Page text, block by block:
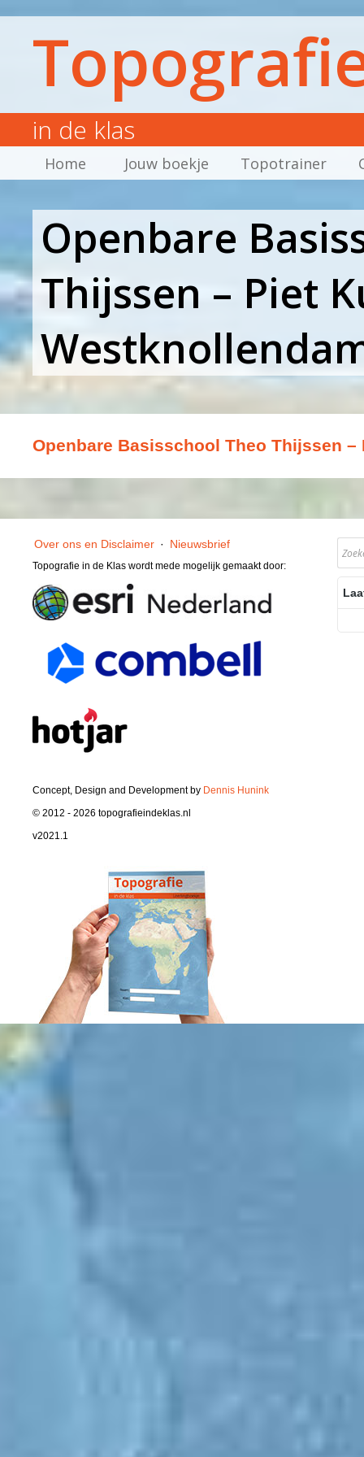
in de klas
Home Jouw boekje Topotrainer
Openbare
Thijssen – Piet
Openbare Basisschool Theo Thijssen
Over ons en Disclaimer · Nieuwsbrief
Topografie in de Klas wordt mede mogelijk gemaakt door:
Concept, Design and Development by Dennis Hunink
© 2012 - 2026 topografieindeklas.nl
v2021.1